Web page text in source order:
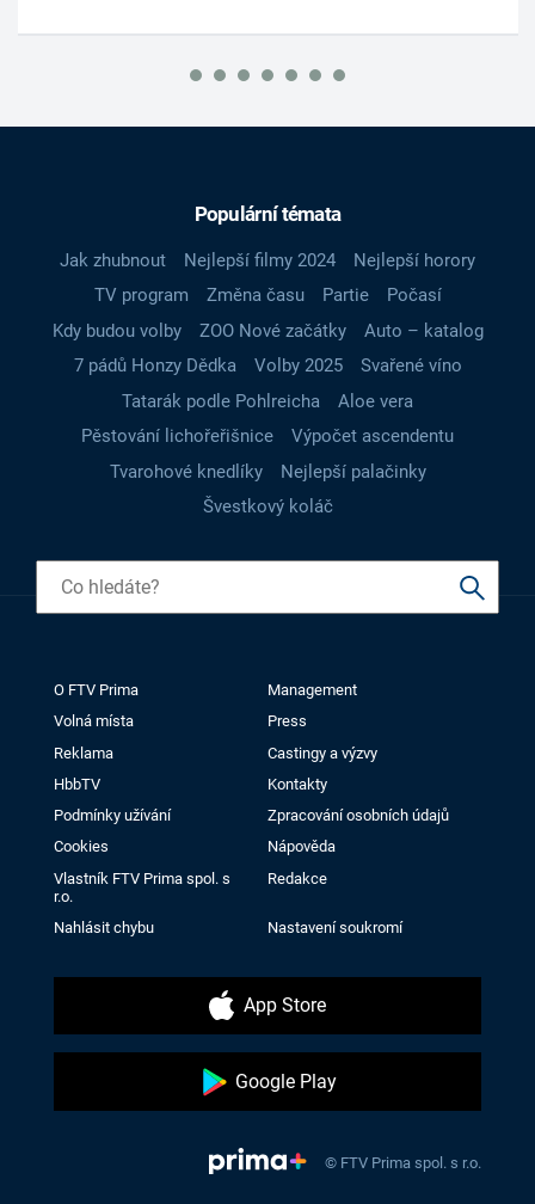
Populární témata
Jak zhubnout Nejlepší filmy 2024
Nejlepší horory
TV program
Změna času Partie
Počasí
Kdy budou volby
ZOO Nové začátky
Auto – katalog
7 pádů Honzy Dědka
Volby 2025
Svařené víno
Tatarák podle Pohlreicha
Aloe vera
Pěstování lichořeřišnice
Výpočet ascendentu
Tvarohové knedlíky
Nejlepší palačinky
Švestkový koláč
O FTV Prima
Management
Volná místa
Press
Reklama
Castingy a výzvy
HbbTV
Kontakty
Podmínky užívání
Zpracování osobních údajů
Cookies
Nápověda
Vlastník FTV Prima spol. s
r.o.
Redakce
Nahlásit chybu Nastavení soukromí
App Store
Google Play
© FTV Prima spol. s r.o.